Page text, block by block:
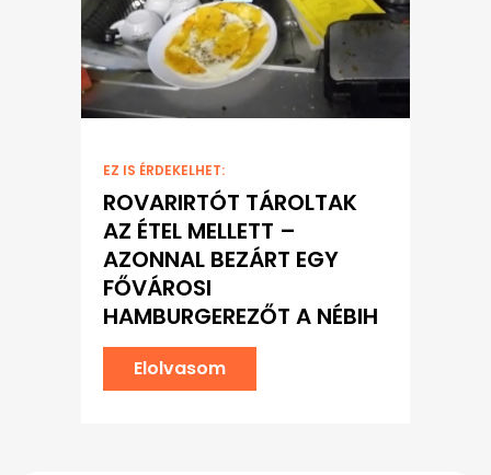
EZ IS ÉRDEKELHET:
ROVARIRTÓT TÁROLTAK
AZ ÉTEL MELLETT –
AZONNAL BEZÁRT EGY
FŐVÁROSI
HAMBURGEREZŐT A NÉBIH
Elolvasom